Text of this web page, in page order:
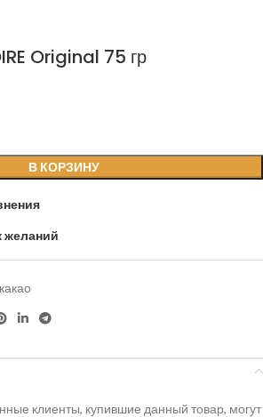
Original 75 гр
В КОРЗИНУ
желаний
клиенты, купившие данный товар, могут